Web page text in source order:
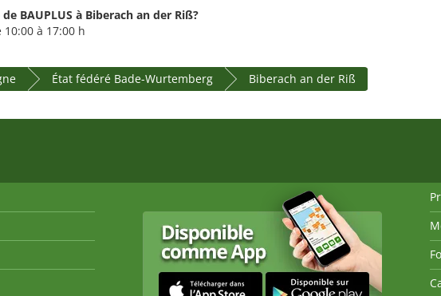
BAUPLUS à Biberach an der Riß?
à 17:00 h
État fédéré Bade-Wurtemberg Biberach an der Riß